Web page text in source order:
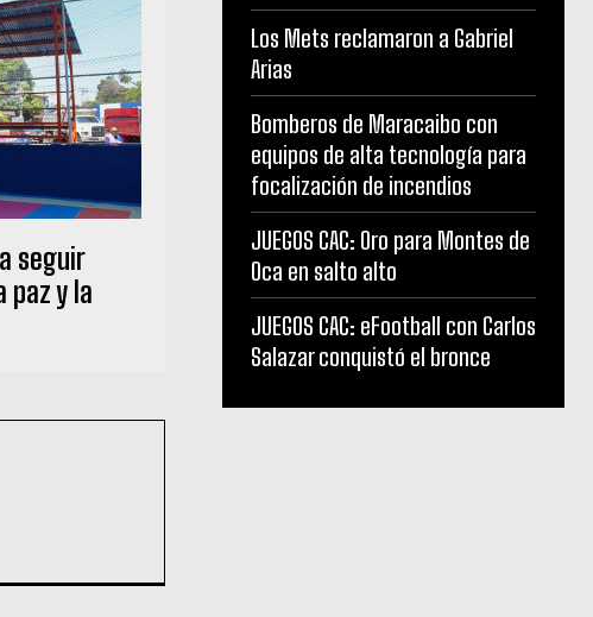
seguir
paz y la
Los Mets reclamaron a Gabriel
Arias
Bomberos de Maracaibo con
equipos de alta tecnología para
focalización de incendios
JUEGOS CAC: Oro para Montes de
Oca en salto alto
JUEGOS CAC: eFootball con Carlos
Salazar conquistó el bronce